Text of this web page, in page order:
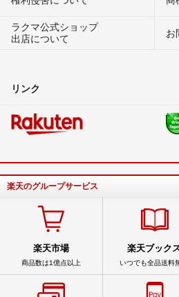
ラクマ公式ショップ
出店について
お
リンク
楽天のグループサービス
楽天市場
商品数は1億点以上
楽天ブック
いつでも全品送料